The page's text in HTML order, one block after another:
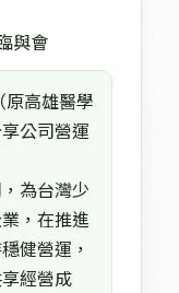
與會
高雄醫學
公司營運
為台灣少
，在推進
健營運，
經營成